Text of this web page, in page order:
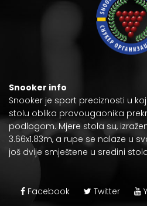
Snooker info
Snooker je sport preciznosti u
stolu oblika pravougaonika
podlogom. Mjere stola su,
3.66x1.83m, a rupe se nalaze u
još dvije smještene u sredini
Facebook Twitter